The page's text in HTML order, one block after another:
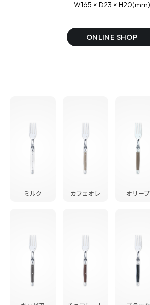
W165 × D23 × H20(mm)
ONLINE SHOP
ミルク カフェオレ オリーブ